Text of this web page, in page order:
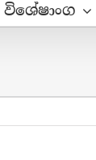
විශේෂාංග